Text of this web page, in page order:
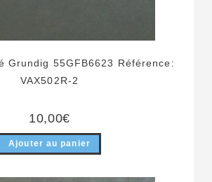
Grundig 55GFB6623 Référence:
VAX502R-2
10,00€
Ajouter au panier